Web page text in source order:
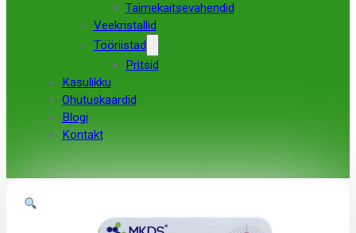
Taimekaitsevahendid
Veekristallid
Tööriistad
Pritsid
Kasulikku
Ohutuskaardid
Blogi
Kontakt